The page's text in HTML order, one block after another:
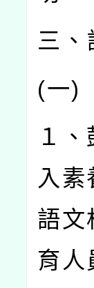
三、
(一)
１
入
語文
育人